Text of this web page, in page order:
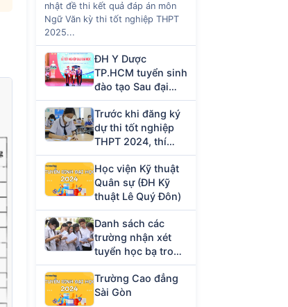
nhật đề thi kết quả đáp án môn
Ngữ Văn kỳ thi tốt nghiệp THPT
2025...
ĐH Y Dược
TP.HCM tuyển sinh
đào tạo Sau đại
học năm 2023
Trước khi đăng ký
dự thi tốt nghiệp
THPT 2024, thí
sinh cần chuẩn bị
giấy tờ gì?
Học viện Kỹ thuật
Quân sự (ĐH Kỹ
thuật Lê Quý Đôn)
Danh sách các
trường nhận xét
tuyển học bạ trong
tháng 4/2024
Trường Cao đẳng
Sài Gòn